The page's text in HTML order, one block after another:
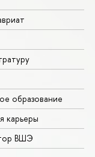
образование
карьеры
ВШЭ